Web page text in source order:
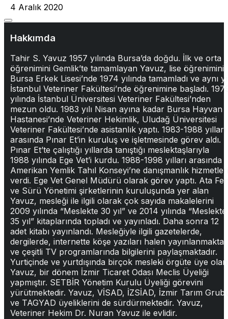
4 Aralık 2020
Hakkımda
Tahir S. Yavuz 1957 yılında Bursa’da doğdu. İlk ve orta
öğrenimini Gemlik’te tamamlayan Yavuz, lise öğrenimini
Bursa Erkek Lisesi’nde 1974 yılında tamamladı ve aynı
İstanbul Veteriner Fakültesi’nde öğrenimine başladı.
yılında İstanbul Üniversitesi Veteriner Fakültesi’nden
mezun oldu. 1983 yılı Nisan ayına kadar Bursa Hayvan
Hastanesi’nde Veteriner Hekimlik, Uludağ Üniversitesi
Veteriner Fakültesi’nde asistanlık yaptı. 1983-1988 yılları
arasında Pınar Et’in kuruluş ve işletmesinde görev aldı.
Pınar Et’te çalıştığı yıllarda tanıştığı meslektaşlarıyla
1988 yılında Ege Vet’i kurdu. 1988-1998 yılları arasında
Amerikan Yemlik Tahıl Konseyi’ne danışmanlık hizmetleri
verdi. Ege Vet Genel Müdürü olarak görev yaptı. Ata
ve Sürü Yönetimi şirketlerinin kuruluşunda yer alan
Yavuz, mesleği ile ilgili olarak çok sayıda makalelerini
2009 yılında “Meslekte 30 yıl” ve 2014 yılında “Meslekte
35 yıl” kitaplarında topladı ve yayınladı. Daha sonra 12
adet kitabı yayınlandı. Mesleğiyle ilgili gazetelerde,
dergilerde, internette köşe yazıları halen yayınlanmakta
ve çeşitli TV programlarında bilgilerini paylaşmaktadır.
Yurtiçinde ve yurtdışında birçok mesleki örgüte üye olan
Yavuz, bir dönem İzmir Ticaret Odası Meclis Üyeliği
yapmıştır. SETBİR Yönetim Kurulu Üyeliği görevini
yürütmektedir. Yavuz, VİSAD, İZSİAD, İzmir Tarım
ve TAGYAD üyeliklerini de sürdürmektedir. Yavuz,
Veteriner Hekim Dr. Nuran Yavuz ile evlidir.